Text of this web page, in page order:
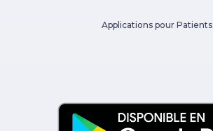
Applications pour Patients